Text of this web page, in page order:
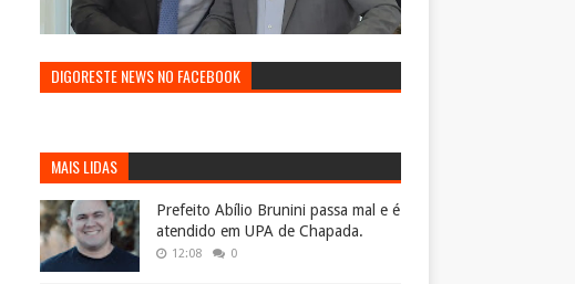
DIGORESTE NEWS NO FACEBOOK
MAIS LIDAS
Prefeito Abílio Brunini passa mal e é
atendido em UPA de Chapada.
12:08 0